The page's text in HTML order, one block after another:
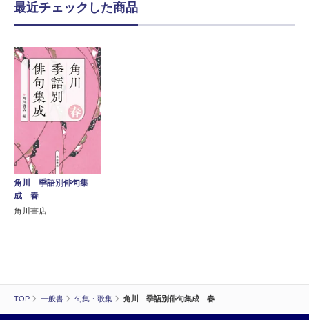
TOP 一般書 句集・歌集 角川 季語別俳句集成 春
最近チェックした商品
角川 季語別俳句集
成 春
角川書店